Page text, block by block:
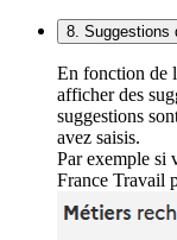
8. Suggestions
En fonction de
afficher des
suggestions
avez saisis.
Par exemple si
France Travail